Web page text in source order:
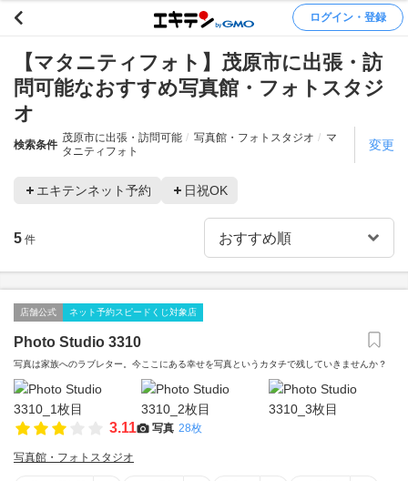
ログイン・登録
【マタニティフォト】茂原市に出張・訪
問可能なおすすめ写真館・フォトスタジ
オ
検索条件
茂原市に出張・訪問可能 写真館・フォトスタジオ
マ
タニティフォト
変更
エキテンネット予約 日祝OK
5 件
店舗公式 ネット予約スピードくじ対象店
Photo Studio 3310
写真は家族へのラブレター。今ここにある幸せを写真というカタチで残していきませんか？
3.11 写真 28枚
写真館・フォトスタジオ